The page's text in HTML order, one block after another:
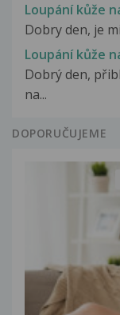
Loupání kůže
Dobry den, je
Loupání kůže
Dobrý den,
na...
DOPORUČUJEME